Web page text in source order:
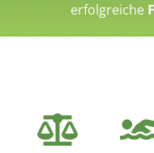
erfolgreiche